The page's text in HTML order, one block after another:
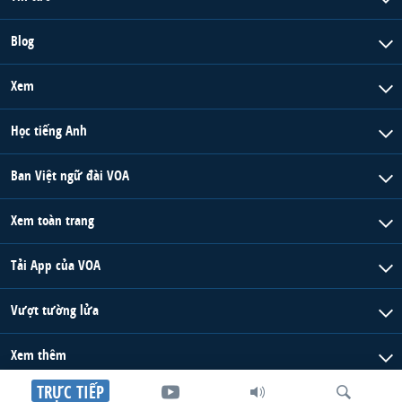
QUAN HỆ VIỆT MỸ
TRỰC TIẾP
Blog
Xem
Học tiếng Anh
Ban Việt ngữ đài VOA
Xem toàn trang
Tải App của VOA
Vượt tường lửa
Xem thêm